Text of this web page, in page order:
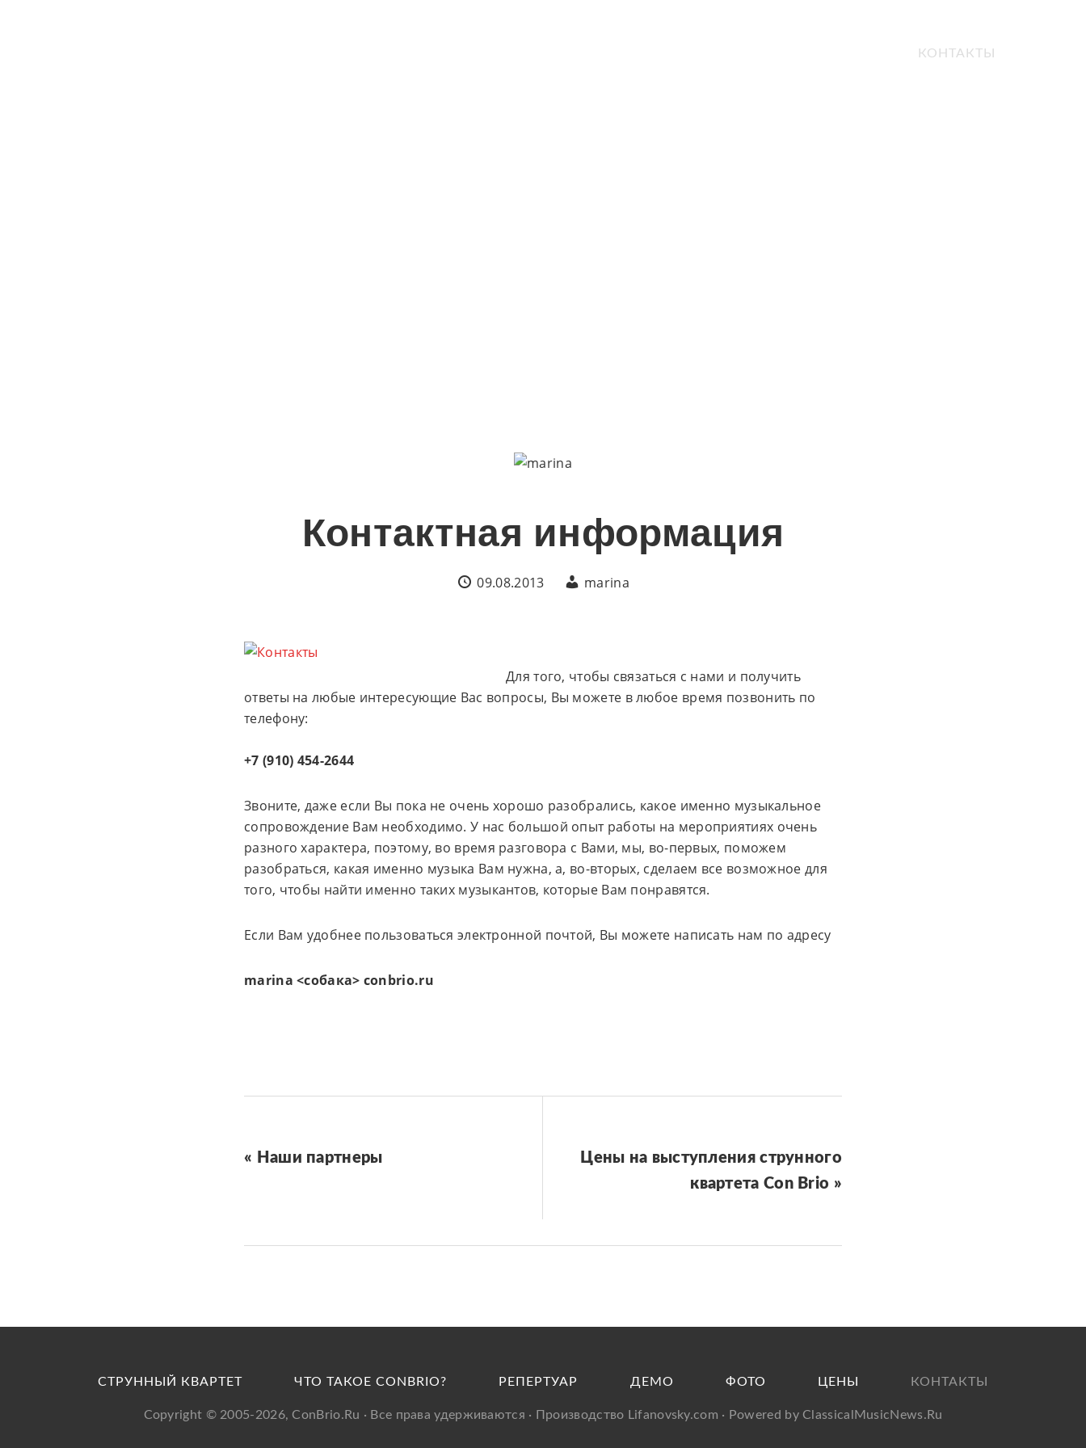
КОНТАКТЫ
Контактная информация
09.08.2013 marina
Для того, чтобы связаться с нами и получить
ответы на любые интересующие Вас вопросы, Вы можете в любое время позвонить по
телефону:
+7 (910) 454-2644
Звоните, даже если Вы пока не очень хорошо разобрались, какое именно музыкальное
сопровождение Вам необходимо. У нас большой опыт работы на мероприятиях очень
разного характера, поэтому, во время разговора с Вами, мы, во-первых, поможем
разобраться, какая именно музыка Вам нужна, а, во-вторых, сделаем все возможное для
того, чтобы найти именно таких музыкантов, которые Вам понравятся.
Если Вам удобнее пользоваться электронной почтой, Вы можете написать нам по адресу
marina <собака> conbrio.ru
« Наши партнеры
Цены на выступления струнного
квартета Con Brio »
СТРУННЫЙ КВАРТЕТ ЧТО ТАКОЕ CONBRIO? РЕПЕРТУАР ДЕМО ФОТО ЦЕНЫ КОНТАКТЫ
Copyright © 2005-2026, ConBrio.Ru · Все права удерживаются · Производство Lifanovsky.com · Powered by ClassicalMusicNews.Ru